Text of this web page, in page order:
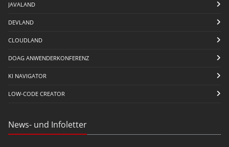
JAVALAND
DEVLAND
CLOUDLAND
DOAG ANWENDERKONFERENZ
KI NAVIGATOR
LOW-CODE CREATOR
News- und Infoletter